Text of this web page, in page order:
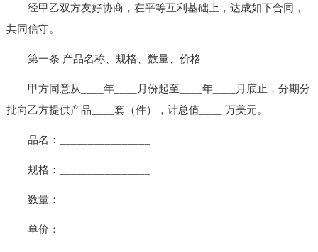
经甲乙双方友好协商，在平等互利基础上，达成如下合同，
共同信守。
第一条 产品名称、规格、数量、价格
甲方同意从____年____月份起至____年____月底止，分期分
批向乙方提供产品____套（件），计总值____ 万美元。
品名：________________
规格：________________
数量：________________
单价：________________